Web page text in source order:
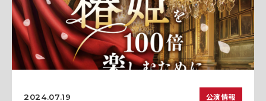
2024.07.19 公演情報